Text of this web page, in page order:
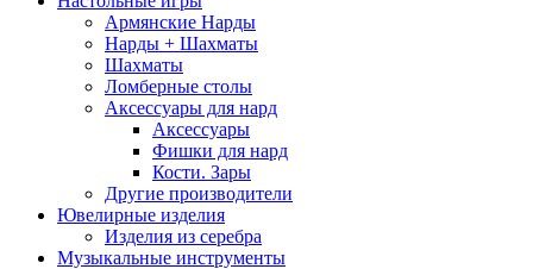
Армянские Нарды
Нарды + Шахматы
Шахматы
Ломберные столы
Аксессуары для нард
Аксессуары
Фишки для нард
Кости. Зары
Другие производители
Ювелирные изделия
Изделия из серебра
Музыкальные инструменты